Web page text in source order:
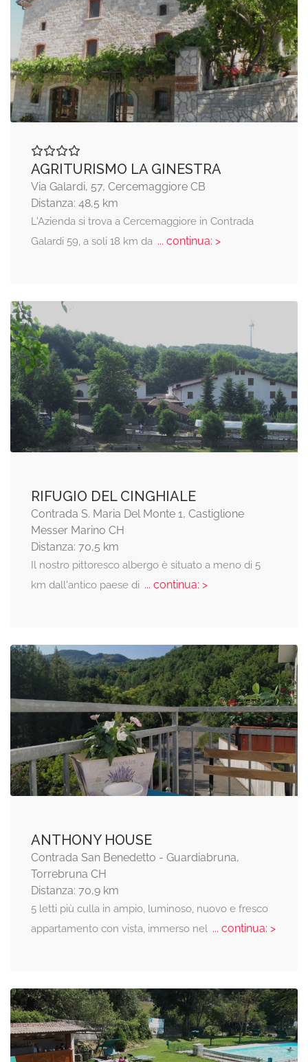
AGRITURISMO LA GINESTRA
Via Galardi, 57, Cercemaggiore CB
Distanza: 48,5 km
L'Azienda si trova a Cercemaggiore in Contrada
Galardi 59, a soli 18 km da... continua: >
RIFUGIO DEL CINGHIALE
Contrada S. Maria Del Monte 1, Castiglione
Messer Marino CH
Distanza: 70,5 km
Il nostro pittoresco albergo è situato a meno di 5
km dall'antico paese di ... continua: >
ANTHONY HOUSE
Contrada San Benedetto - Guardiabruna,
Torrebruna CH
Distanza: 70,9 km
5 letti più culla in ampio, luminoso, nuovo e fresco
appartamento con vista, immerso nel... continua: >